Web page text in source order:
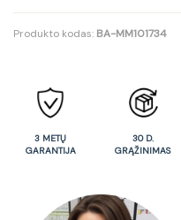
Produkto kodas: BA-MM101734
3 METŲ
GARANTIJA
30 D.
GRĄŽINIMAS